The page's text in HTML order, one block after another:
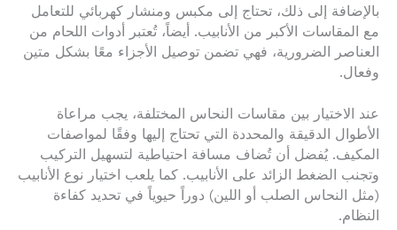
بالإضافة إلى ذلك، تحتاج إلى مكبس ومنشار كهربائي للتعامل
مع المقاسات الأكبر من الأنابيب. أيضاً، تُعتبر أدوات اللحام من
العناصر الضرورية، فهي تضمن توصيل الأجزاء معًا بشكل متين
وفعال.
عند الاختيار بين مقاسات النحاس المختلفة، يجب مراعاة
الأطوال الدقيقة والمحددة التي تحتاج إليها وفقًا لمواصفات
المكيف. يُفضل أن تُضاف مسافة احتياطية لتسهيل التركيب
وتجنب الضغط الزائد على الأنابيب. كما يلعب اختيار نوع الأنابيب
(مثل النحاس الصلب أو اللين) دوراً حيوياً في تحديد كفاءة
النظام.